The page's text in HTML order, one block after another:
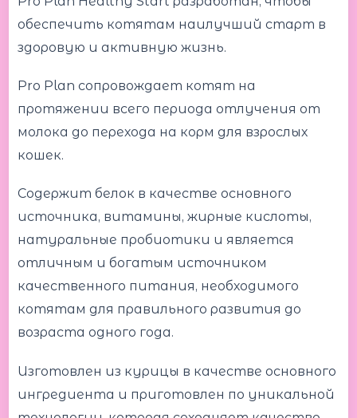
обеспечить котятам наилучший старт в
здоровую и активную жизнь.
Pro Plan сопровождает котят на
протяжении всего периода отлучения от
молока до перехода на корм для взрослых
кошек.
Содержит белок в качестве основного
источника, витамины, жирные кислоты,
натуральные пробиотики и является
отличным и богатым источником
качественного питания, необходимого
котятам для правильного развития до
возраста одного года.
Изготовлен из курицы в качестве основного
ингредиента и приготовлен по уникальной